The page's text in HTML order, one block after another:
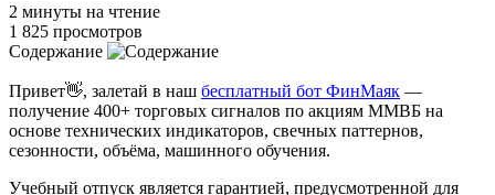
2 минуты на чтение
1 825 просмотров
Содержание
Привет👋, залетай в наш бесплатный бот ФинМаяк —
получение 400+ торговых сигналов по акциям ММВБ на
основе технических индикаторов, свечных паттернов,
сезонности, объёма, машинного обучения.
Учебный отпуск является гарантией, предусмотренной для